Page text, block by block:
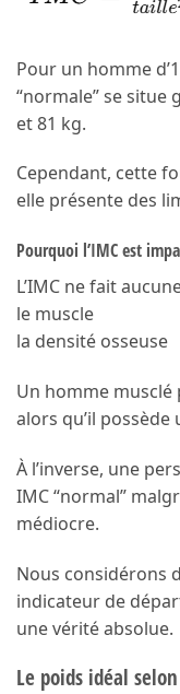
Pour un homme
“normale” se situe
et 81 kg.
Cependant, cette
elle présente des
Pourquoi l’IMC est
L’IMC ne fait
le muscle
la densité osseuse
Un homme musclé
alors qu’il
À l’inverse, une
IMC “normal”
médiocre.
Nous considérons
indicateur de
une vérité absolue.
Le poids idéal